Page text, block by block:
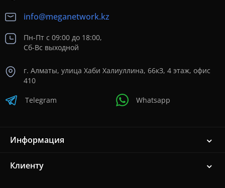
info@meganetwork.kz
Пн-Пт с 09:00 до 18:00,
Сб-Вс выходной
г. Алматы, улица Хаби Халиуллина, 66кЗ, 4 этаж, офис
410
Telegram Whatsapp
Информация
Клиенту